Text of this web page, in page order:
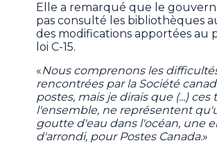
Elle a remarqué que le
pas consulté les bibliothèques
des modifications apportées au
loi C-15.
«Nous comprenons les
rencontrées par la Société
postes, mais je dirais que (...) ces
l'ensemble, ne représentent
goutte d'eau dans l'océan, une
d'arrondi, pour Postes Canada.»